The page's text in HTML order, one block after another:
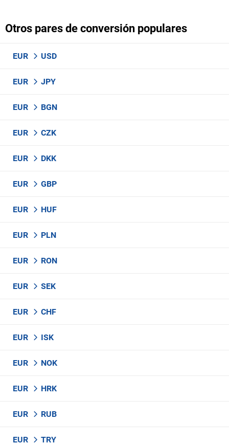
Otros pares de conversión populares
EUR USD
EUR JPY
EUR BGN
EUR CZK
EUR DKK
EUR GBP
EUR HUF
EUR PLN
EUR RON
EUR SEK
EUR CHF
EUR ISK
EUR NOK
EUR HRK
EUR RUB
EUR TRY